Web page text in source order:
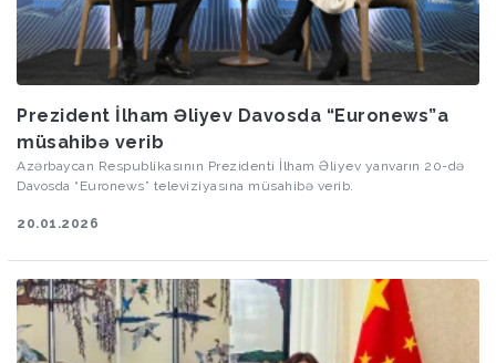
Prezident İlham Əliyev Davosda “Euronews”a
müsahibə verib
Azərbaycan Respublikasının Prezidenti İlham Əliyev yanvarın 20-də
Davosda “Euronews” televiziyasına müsahibə verib.
20.01.2026